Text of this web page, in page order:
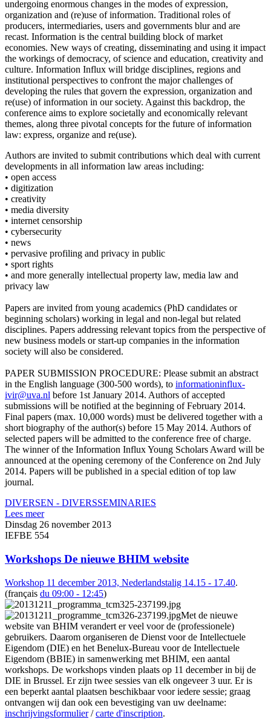
undergoing enormous changes in the modes of expression,
organization and (re)use of information. Traditional roles of
producers, intermediaries, users and governments blur and are
recast. Information is the central building block of market
economies. New ways of creating, disseminating and using it impact
the workings of democracy, of science and education, creativity and
culture. Information Influx will bridge disciplines, regions and
institutional perspectives to confront the major challenges of
developing the rules that govern the expression, organization and
re(use) of information in our society. Against this backdrop, the
conference aims to explore societally and economically relevant
themes, along three pivotal concepts for the future of information
law: express, organize and re(use).
Authors are invited to submit contributions which deal with current
developments in all information law areas including:
• open access
• digitization
• creativity
• media diversity
• internet censorship
• cybersecurity
• news
• pervasive profiling and privacy in public
• sport rights
• and more generally intellectual property law, media law and
privacy law
Papers are invited from young academics (PhD candidates or
beginning scholars) working in legal and non-legal but related
disciplines. Papers addressing relevant topics from the perspective of
new business models or start-up companies in the information
society will also be considered.
PAPER SUBMISSION PROCEDURE: Please submit an abstract
in the English language (300-500 words), to informationinflux-
ivir@uva.nl before 1st January 2014. Authors of accepted
submissions will be notified at the beginning of February 2014.
Final papers (max. 10,000 words) must be delivered together with a
short biography of the author(s) before 15 May 2014. Authors of
selected papers will be admitted to the conference free of charge.
The winner of the Information Influx Young Scholars Award will be
announced at the opening ceremony of the Conference on 2nd July
2014. Papers will be published in a special edition of top law
journal.
DIVERSEN - DIVERSSEMINARIES
Lees meer
Dinsdag 26 november 2013
IEFBE 554
Workshops De nieuwe BHIM website
Workshop 11 december 2013, Nederlandstalig 14.15 - 17.40.
(français du 09:00 - 12:45)
Met de nieuwe
website van BHIM verandert er veel voor de (professionele)
gebruikers. Daarom organiseren de Dienst voor de Intellectuele
Eigendom (DIE) en het Benelux-Bureau voor de Intellectuele
Eigendom (BBIE) in samenwerking met BHIM, een aantal
workshops. De workshops vinden plaats op 11 december in bij de
DIE in Brussel. Er zijn twee sessies van elk ongeveer 3 uur. Er is
een beperkt aantal plaatsen beschikbaar voor iedere sessie; graag
ontvangen wij dan ook een bevestiging van uw deelname:
inschrijvingsformulier/carte d'inscription.